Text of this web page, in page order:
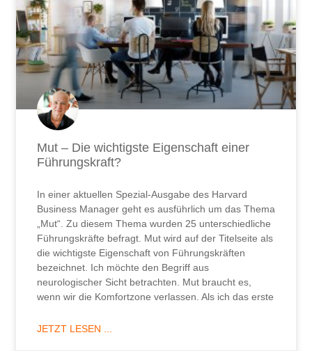
Mut – Die wichtigste Eigenschaft einer
Führungskraft?
In einer aktuellen Spezial-Ausgabe des Harvard
Business Manager geht es ausführlich um das Thema
„Mut“. Zu diesem Thema wurden 25 unterschiedliche
Führungskräfte befragt. Mut wird auf der Titelseite als
die wichtigste Eigenschaft von Führungskräften
bezeichnet. Ich möchte den Begriff aus
neurologischer Sicht betrachten. Mut braucht es,
wenn wir die Komfortzone verlassen. Als ich das erste
JETZT LESEN ...